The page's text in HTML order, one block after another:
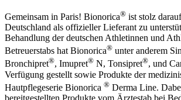
Gemeinsam in Paris! Bionorica® ist stolz
Deutschland als offizieller Lieferant zu
Behandlung der deutschen Athletinnen und
Betreuerstabs hat Bionorica® unter anderem
Bronchipret®, Imupret® N, Tonsipret®, und
Verfügung gestellt sowie Produkte der
Hautpflegeserie Bionorica ® Derma Line.
bereitgestellten Produkte vom Ärztestab bei